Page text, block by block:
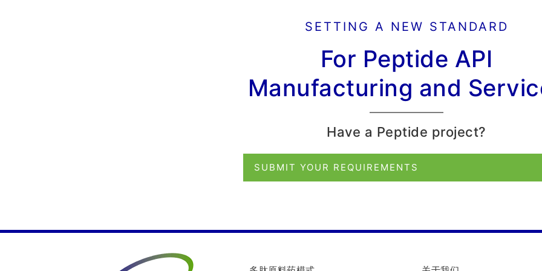
SETTING A NEW STANDARD
For Peptide API
Manufacturing and
Have a Peptide project?
SUBMIT YOUR REQUIREMENTS